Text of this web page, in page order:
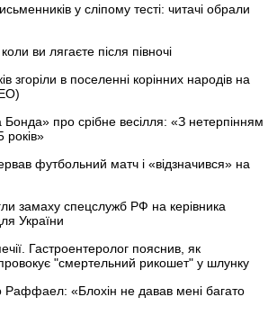
у сліпому тесті: читачі обрали
ви лягаєте після півночі
згоріли в поселенні корінних народів на
про срібне весілля: «З нетерпінням
років»
футбольний матч і «відзначився» на
замаху спецслужб РФ на керівника
України
Гастроентеролог пояснив, як
"смертельний рикошет" у шлунку
Раффаел: «Блохін не давав мені багато